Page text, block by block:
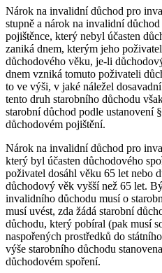
Nárok na invalidní důchod pro
stupně a nárok na invalidní
pojištěnce, který nebyl účasten
zaniká dnem, kterým jeho
důchodového věku, je-li
dnem vzniká tomuto poživateli
to ve výši, v jaké náležel
tento druh starobního důchodu
starobní důchod podle ustanovení
důchodovém pojištění.
Nárok na invalidní důchod pro
který byl účasten důchodového
poživatel dosáhl věku 65 let nebo
důchodový věk vyšší než 65 let.
invalidního důchodu musí o
musí uvést, zda žádá starobní
důchodu, který pobíral (pak musí
naspořených prostředků do
výše starobního důchodu
důchodovém spoření.